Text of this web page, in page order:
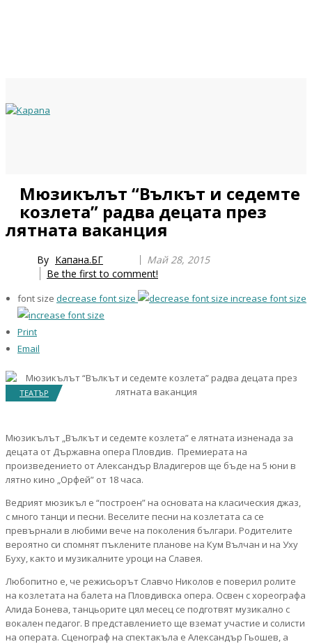
Мюзикълът “Вълкът и седемте
козлета” радва децата през
лятната ваканция
By Капана.БГ
Май 28, 2015
Be the first to comment!
font size decrease font size increase font size
Print
Email
ТЕАТЪР
Мюзикълът „Вълкът и седемте козлета” е лятната изненада за
децата от Държавна опера Пловдив. Премиерата на
произведението от Александър Владигеров ще бъде на 5 юни в
лятно кино „Орфей” от 18 часа.
Ведрият мюзикъл е “построен” на основата на класическия джаз,
с много танци и песни. Веселите песни на козлетата са се
превърнали в любими вече на поколения българи. Родителите
вероятно си спомнят пъклените планове на Кум Вълчан и на Уху
Буху, както и музикалните уроци на Славея.
Любопитно е, че режисьорът Славчо Николов е поверил ролите
на козлетата на балета на Пловдивска опера. Освен с хореографа
Алида Бонева, танцьорите цял месец се подготвят музикално с
вокален педагог. В представлението ще вземат участие и солисти
на операта. Сценограф на спектакъла е Александър Гьошев, а
Year
Month
Year
Month